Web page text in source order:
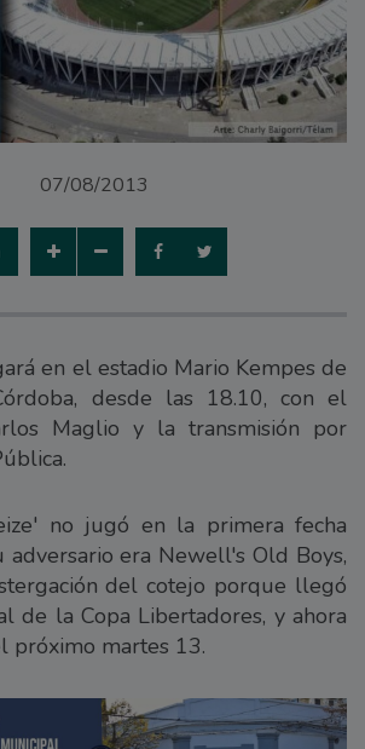
07/08/2013
en el estadio Mario Kempes de
desde las 18.10, con el
Maglio y la transmisión por
no jugó en la primera fecha
era Newell's Old Boys,
del cotejo porque llegó
de la Copa Libertadores, y ahora
próximo martes 13.